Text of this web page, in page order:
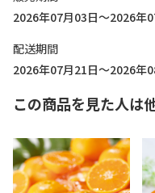
2026年07月03日～2026年
配送期間
2026年07月21日～2026年
この商品を見た人は